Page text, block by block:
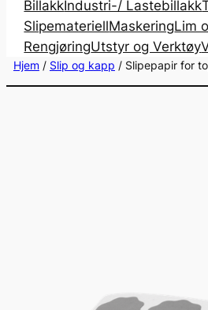
BillakkIndustri-/ Lastebillakk
SlipemateriellMaskeringLim
RengjøringUtstyr og Verktøy
Hjem/ Slip og kapp / Slipepapir for